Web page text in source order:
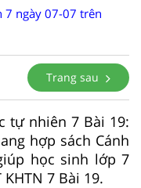
7 ngày 07-07 trên
Trang sau
tự nhiên 7 Bài 19:
hợp sách Cánh
học sinh lớp 7
7 Bài 19.